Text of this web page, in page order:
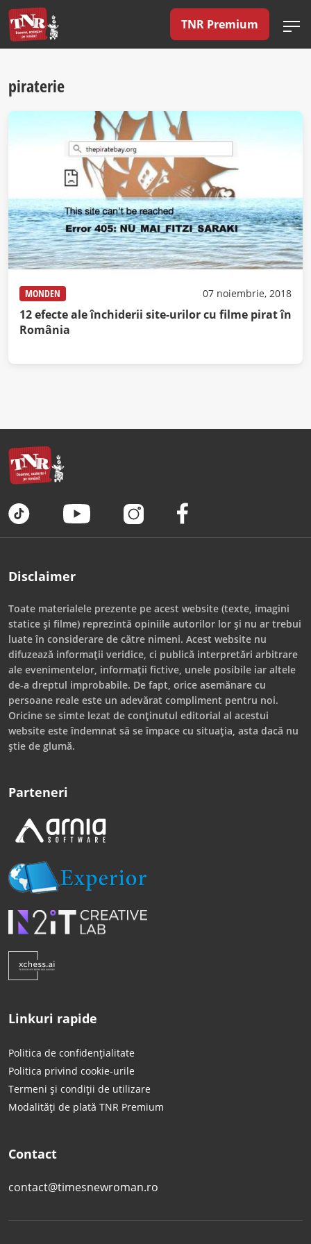
TNR Premium
piraterie
MONDEN 07 noiembrie, 2018
12 efecte ale închiderii site-urilor cu filme pirat în
România
Disclaimer
Toate materialele prezente pe acest website (texte, imagini
statice și filme) reprezintă opiniile autorilor lor și nu ar trebui
luate în considerare de către nimeni. Acest website nu
difuzează informații veridice, ci publică interpretări arbitrare
ale evenimentelor, informații fictive, unele posibile iar altele
de-a dreptul improbabile. De fapt, orice asemănare cu
persoane reale este un adevărat compliment pentru noi.
Oricine se simte lezat de conținutul editorial al acestui
website este îndemnat să se împace cu situația, asta dacă nu
știe de glumă.
Parteneri
Linkuri rapide
Politica de confidențialitate
Politica privind cookie-urile
Termeni și condiții de utilizare
Modalități de plată TNR Premium
Contact
contact@timesnewroman.ro